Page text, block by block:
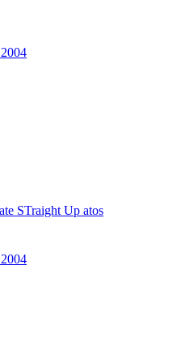
2004
STraight Up atos
2004